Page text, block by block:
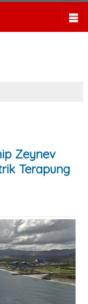
Zeynev
Terapung